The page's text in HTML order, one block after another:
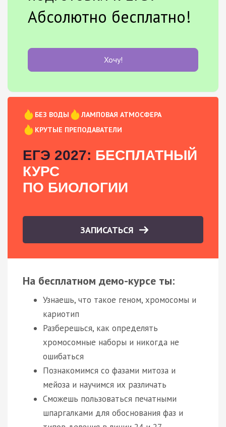
Абсолютно бесплатно!
Хочу!
БЕЗ ВОДЫ
ЛАМПОВАЯ АТМОСФЕРА
КРУТЫЕ ПРЕПОДАВАТЕЛИ
ЕГЭ 2027: БЕСПЛАТНЫЙ
КУРС
ПО БИОЛОГИИ
ЗАПИСАТЬСЯ
На бесплатном демо-курсе ты:
Узнаешь, что такое геном, хромосомы и
кариотип
Разберешься, как определять
хромосомные наборы и никогда не
ошибаться
Познакомимся со фазами митоза и
мейоза и научимся их различать
Сможешь пользоваться печатными
шпаргалками для обоснования фаз и